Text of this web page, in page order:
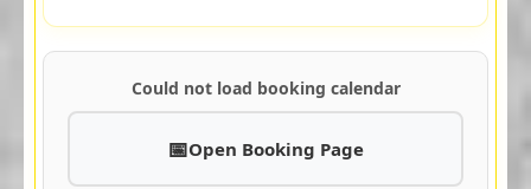
Could not load booking calendar
Open Booking Page